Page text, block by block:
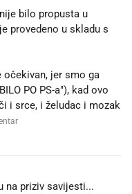
bilo propusta u
provedeno u skladu s
jer smo ga
PO PS-a"), kad ovo
i srce, i želudac i mozak
na priziv savijesti...